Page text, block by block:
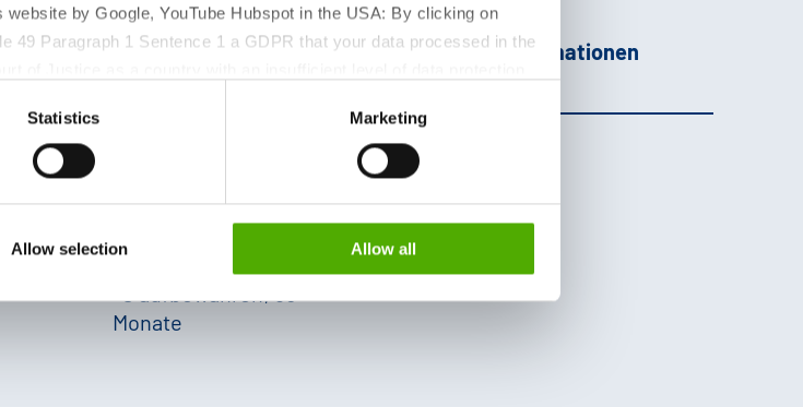
by Google, YouTube Hubspot in the USA: By clicking on
49 Paragraph 1 Sentence 1 a GDPR that your data processed in the
legal remedies. You can find more information about the cookies
and the detailed information/consent.
Statistics Marketing
Allow selection Allow all
Lagerbedingungen |
Zusatzinformationen
Gut verschlossen,
°C aufbewahren; 36
Monate